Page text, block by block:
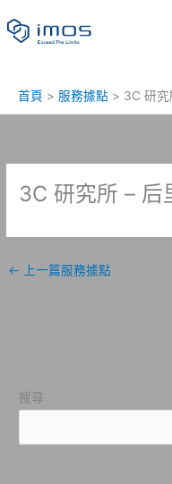
至
首頁 服務據點 3C 研究
3C 研究所 – 后
← 上一篇服務據點
搜尋